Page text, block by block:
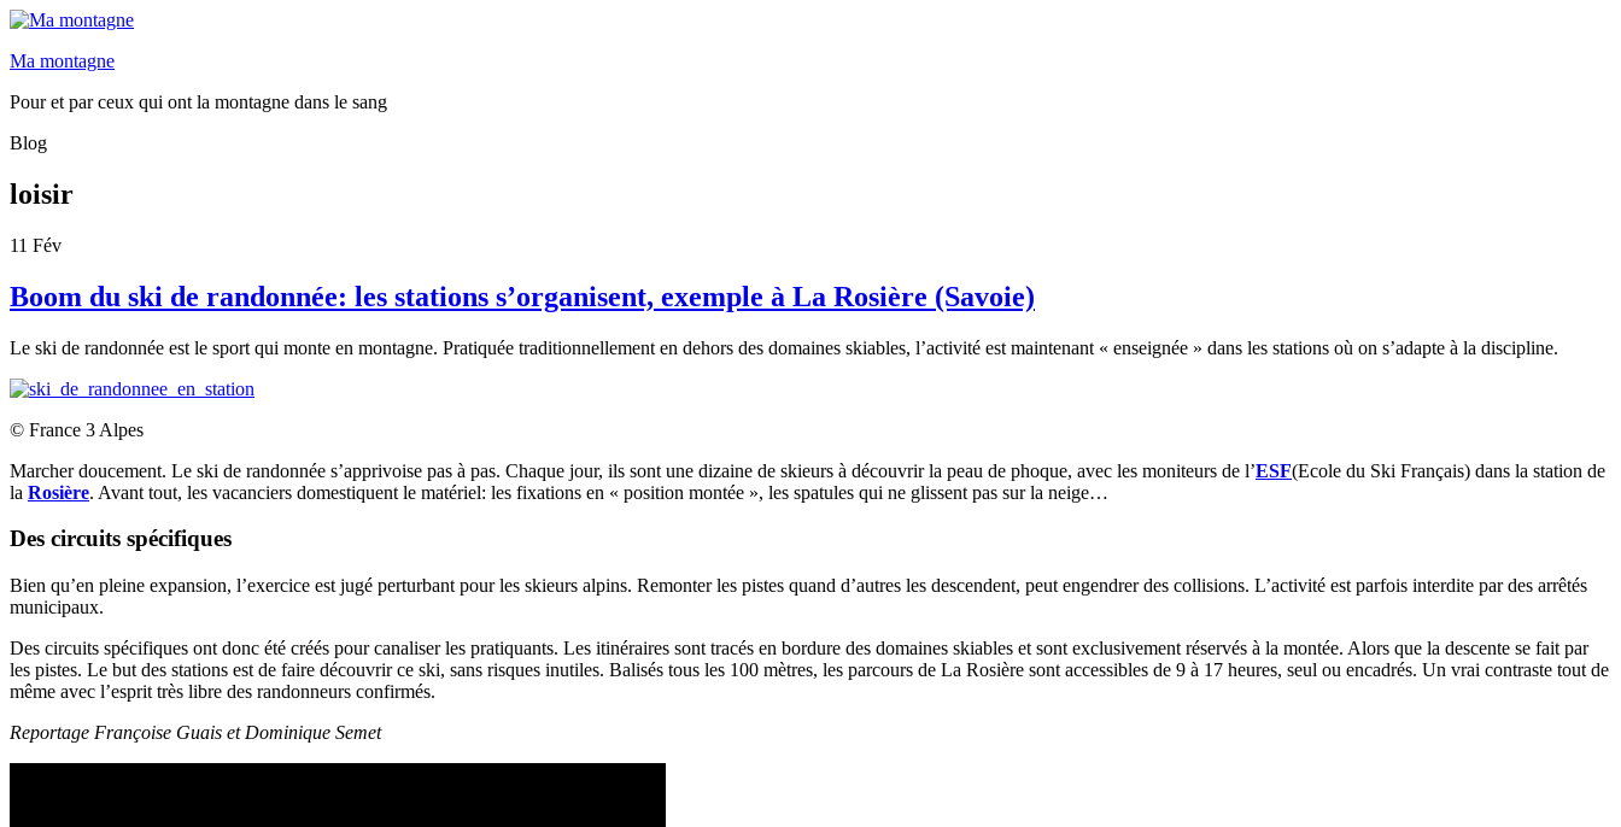
Ma montagne
Pour et par ceux qui ont la montagne dans le sang
Blog
loisir
11 Fév
Boom du ski de randonnée: les stations s’organisent, exemple à La Rosière (Savoie)
Le ski de randonnée est le sport qui monte en montagne. Pratiquée traditionnellement en dehors des domaines skiables, l’activité est maintenant « enseignée » dans les stations où on s’adapte à la discipline.
© France 3 Alpes
Marcher doucement. Le ski de randonnée s’apprivoise pas à pas. Chaque jour, ils sont une dizaine de skieurs à découvrir la peau de phoque, avec les moniteurs de l’ESF(Ecole du Ski Français) dans la station de
la Rosière. Avant tout, les vacanciers domestiquent le matériel: les fixations en « position montée », les spatules qui ne glissent pas sur la neige…
Des circuits spécifiques
Bien qu’en pleine expansion, l’exercice est jugé perturbant pour les skieurs alpins. Remonter les pistes quand d’autres les descendent, peut engendrer des collisions. L’activité est parfois interdite par des arrêtés
municipaux.
Des circuits spécifiques ont donc été créés pour canaliser les pratiquants. Les itinéraires sont tracés en bordure des domaines skiables et sont exclusivement réservés à la montée. Alors que la descente se fait par
les pistes. Le but des stations est de faire découvrir ce ski, sans risques inutiles. Balisés tous les 100 mètres, les parcours de La Rosière sont accessibles de 9 à 17 heures, seul ou encadrés. Un vrai contraste tout de
même avec l’esprit très libre des randonneurs confirmés.
Reportage Françoise Guais et Dominique Semet